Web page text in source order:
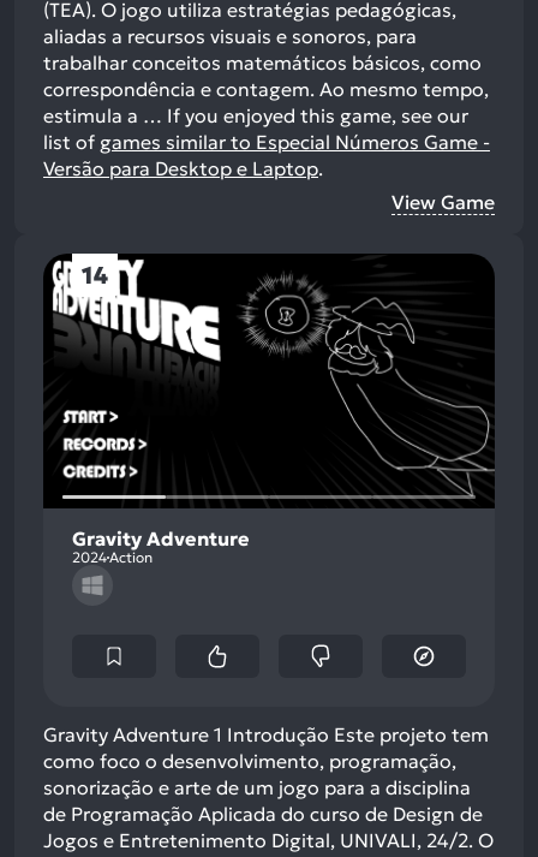
(TEA). O jogo utiliza estratégias pedagógicas,
aliadas a recursos visuais e sonoros, para
trabalhar conceitos matemáticos básicos, como
correspondência e contagem. Ao mesmo tempo,
estimula a … If you enjoyed this game, see our
list of games similar to Especial Números Game -
Versão para Desktop e Laptop.
View Game
14
Gravity Adventure
2024Action
Gravity Adventure 1 Introdução Este projeto tem
como foco o desenvolvimento, programação,
sonorização e arte de um jogo para a disciplina
de Programação Aplicada do curso de Design de
Jogos e Entretenimento Digital, UNIVALI, 24/2. O